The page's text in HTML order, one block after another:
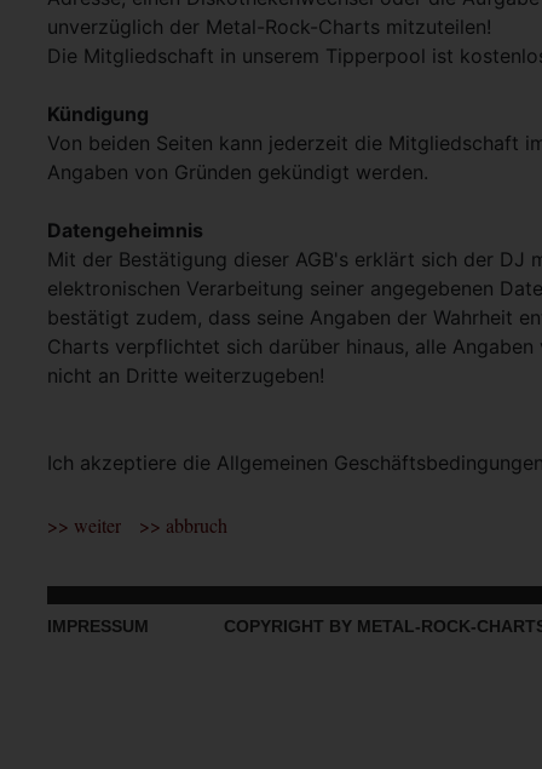
unverzüglich der Metal-Rock-Charts mitzuteilen!
Die Mitgliedschaft in unserem Tipperpool ist
Kündigung
Von beiden Seiten kann jederzeit die Mitgliedschaft
Angaben von Gründen gekündigt werden.
Datengeheimnis
Mit der Bestätigung dieser AGB's erklärt sich der DJ
elektronischen Verarbeitung seiner angegebenen
bestätigt zudem, dass seine Angaben der Wahrheit
Charts verpflichtet sich darüber hinaus, alle
nicht an Dritte weiterzugeben!
Ich akzeptiere die Allgemeinen
IMPRESSUM COPYRIGHT BY METAL-ROCK-